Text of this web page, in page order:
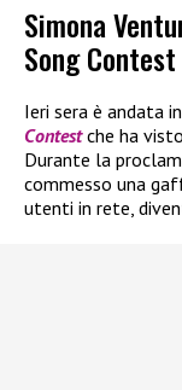
Simona
Song Contest
Ieri sera è andata
Contestche ha
Durante la
commesso una
utenti in rete,